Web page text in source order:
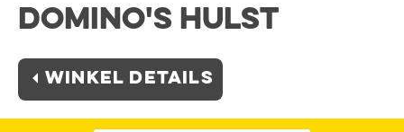
Domino's Hulst
Winkel Details